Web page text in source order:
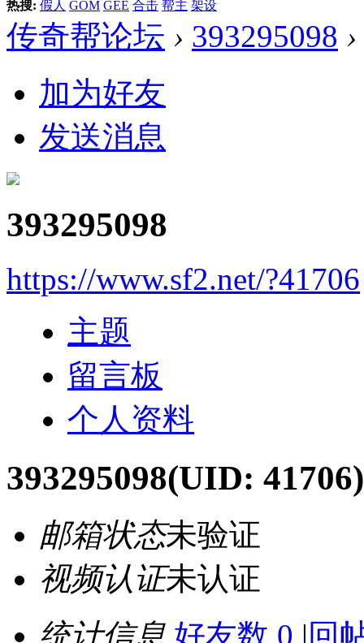
热搜: 假人 GOM GEE 合击 帮主 架设
传奇帮论坛 › 393295098 ›
加为好友
发送消息
393295098
https://www.sf2.net/?41706
主题
留言板
个人资料
393295098(UID: 41706)
邮箱状态未验证
视频认证未认证
统计信息 好友数 0 | 回